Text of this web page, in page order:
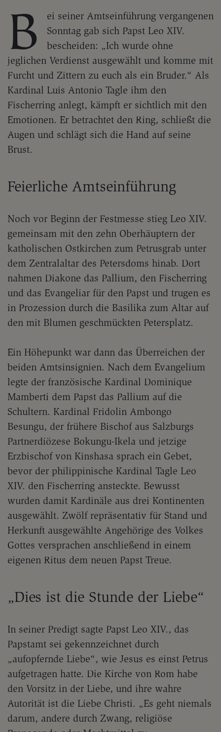
B
ei seiner Amtseinführung vergangenen
Sonntag gab sich Papst Leo XIV.
bescheiden: „Ich wurde ohne
jeglichen Verdienst ausgewählt und komme mit
Furcht und Zittern zu euch als ein Bruder.“ Als
Kardinal Luis Antonio Tagle ihm den
Fischerring anlegt, kämpft er sichtlich mit den
Emotionen. Er betrachtet den Ring, schließt die
Augen und schlägt sich die Hand auf seine
Brust.
Feierliche Amtseinführung
Noch vor Beginn der Festmesse stieg Leo XIV.
gemeinsam mit den zehn Oberhäuptern der
katholischen Ostkirchen zum Petrusgrab unter
dem Zentralaltar des Petersdoms hinab. Dort
nahmen Diakone das Pallium, den Fischerring
und das Evangeliar für den Papst und trugen es
in Prozession durch die Basilika zum Altar auf
den mit Blumen geschmückten Petersplatz.
Ein Höhepunkt war dann das Überreichen der
beiden Amtsinsignien. Nach dem Evangelium
legte der französische Kardinal Dominique
Mamberti dem Papst das Pallium auf die
Schultern. Kardinal Fridolin Ambongo
Besungu, der frühere Bischof aus Salzburgs
Partnerdiözese Bokungu-Ikela und jetzige
Erzbischof von Kinshasa sprach ein Gebet,
bevor der philippinische Kardinal Tagle Leo
XIV. den Fischerring ansteckte. Bewusst
wurden damit Kardinäle aus drei Kontinenten
ausgewählt. Zwölf repräsentativ für Stand und
Herkunft ausgewählte Angehörige des Volkes
Gottes versprachen anschließend in einem
eigenen Ritus dem neuen Papst Treue.
„Dies ist die Stunde der Liebe“
In seiner Predigt sagte Papst Leo XIV., das
Papstamt sei gekennzeichnet durch
„aufopfernde Liebe“, wie Jesus es einst Petrus
aufgetragen hatte. Die Kirche von Rom habe
den Vorsitz in der Liebe, und ihre wahre
Autorität ist die Liebe Christi. „Es geht niemals
darum, andere durch Zwang, religiöse